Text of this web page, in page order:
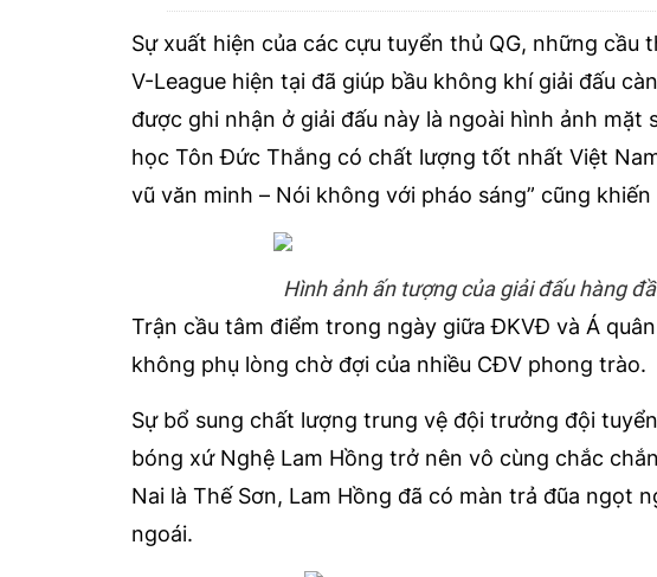
Sự xuất hiện của các cựu tuyển thủ QG, những
V-League hiện tại đã giúp bầu không khí giải đấu
được ghi nhận ở giải đấu này là ngoài hình ảnh
học Tôn Đức Thắng có chất lượng tốt nhất Việt
vũ văn minh – Nói không với pháo sáng” cũng
Hình ảnh ấn tượng của giải đấu hàng
Trận cầu tâm điểm trong ngày giữa ĐKVĐ và Á
không phụ lòng chờ đợi của nhiều CĐV phong trào.
Sự bổ sung chất lượng trung vệ đội trưởng đội
bóng xứ Nghệ Lam Hồng trở nên vô cùng chắc
Nai là Thế Sơn, Lam Hồng đã có màn trả đũa ngọt
ngoái.